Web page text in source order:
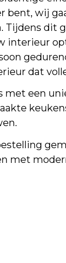
bent, wij
dit
interieur
dat
een
met